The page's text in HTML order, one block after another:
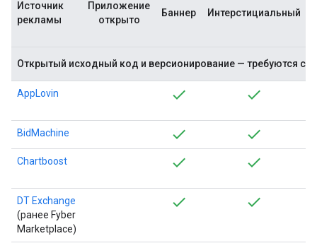
Источник
рекламы
Приложение
открыто
Баннер Интерстициальный
Открытый исходный код и версионирование — требуются
AppLovin
BidMachine
Chartboost
DT Exchange
(ранее Fyber
Marketplace)